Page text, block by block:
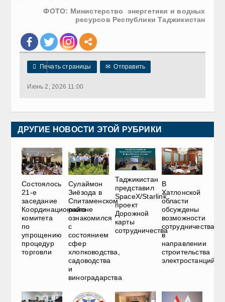
ФОТО: Министерство энергетики и водных
ресурсов Республики Таджикистан
 Печать страницы ✉ Отправить
Июнь 2, 2026 11:00
ДРУГИЕ НОВОСТИ ЭТОЙ РУБРИКИ
Состоялось
21-е
заседание
Координационного
комитета
по
упрощению
процедур
торговли
Сулаймон
Зиёзода в
Спитаменском
районе
ознакомился
с
состоянием
сфер
хлопководства,
садоводства
и
виноградарства
Таджикистан
представил
SpaceX/Starlink
проект
Дорожной
карты
сотрудничества
В
Хатлонской
области
обсуждены
возможности
сотрудничества
в
направлении
строительства
электростанций